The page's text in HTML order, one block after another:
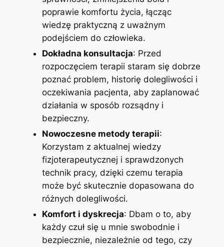
poprawie komfortu życia, łącząc
wiedzę praktyczną z uważnym
podejściem do człowieka.
Dokładna konsultacja: Przed
rozpoczęciem terapii staram się dobrze
poznać problem, historię dolegliwości i
oczekiwania pacjenta, aby zaplanować
działania w sposób rozsądny i
bezpieczny.
Nowoczesne metody terapii:
Korzystam z aktualnej wiedzy
fizjoterapeutycznej i sprawdzonych
technik pracy, dzięki czemu terapia
może być skutecznie dopasowana do
różnych dolegliwości.
Komfort i dyskrecja: Dbam o to, aby
każdy czuł się u mnie swobodnie i
bezpiecznie, niezależnie od tego, czy